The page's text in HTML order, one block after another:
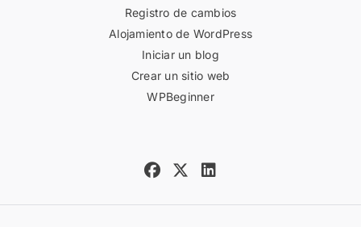
Registro de cambios
Alojamiento de WordPress
Iniciar un blog
Crear un sitio web
WPBeginner